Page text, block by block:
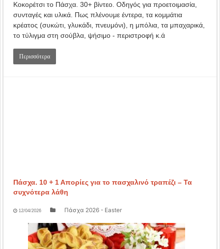
Κοκορέτσι το Πάσχα. 30+ βίντεο. Οδηγός για προετοιμασία,
συνταγές και υλικά. Πως πλένουμε έντερα, τα κομμάτια
κρέατος (συκώτι, γλυκάδι, πνευμόνι), η μπόλια, τα μπαχαρικά,
το τύλιγμα στη σούβλα, ψήσιμο - περιστροφή κ.ά
Περισσότερα
Πάσχα. 10 + 1 Απορίες για το πασχαλινό τραπέζι – Τα
συχνότερα λάθη
12/04/2026 Πάσχα 2026 - Easter